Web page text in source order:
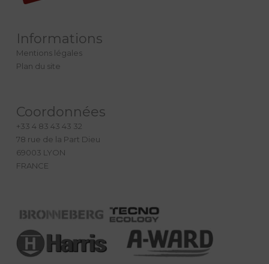
Informations
Mentions légales
Plan du site
Coordonnées
+33 4 83 43 43 32
78 rue de la Part Dieu
69003 LYON
FRANCE